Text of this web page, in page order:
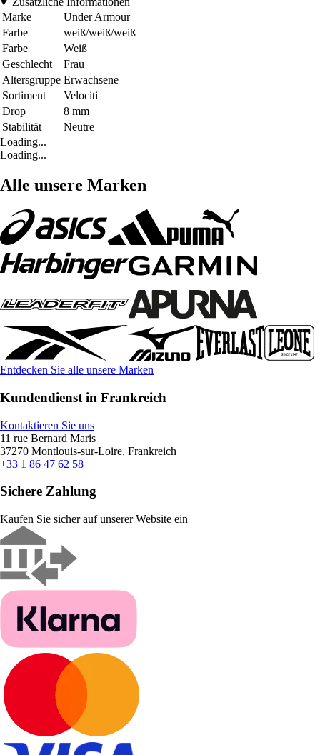
Marke
Under Armour
Farbe
weiß/weiß/weiß
Farbe
Weiß
Geschlecht
Frau
Altersgruppe Erwachsene
Sortiment
Velociti
Drop
8 mm
Stabilität
Neutre
Loading...
Loading...
Alle unsere Marken
Entdecken Sie alle unsere Marken
Kundendienst in Frankreich
Kontaktieren Sie uns
11 rue Bernard Maris
37270 Montlouis-sur-Loire, Frankreich
+33 1 86 47 62 58
Sichere Zahlung
Kaufen Sie sicher auf unserer Website ein